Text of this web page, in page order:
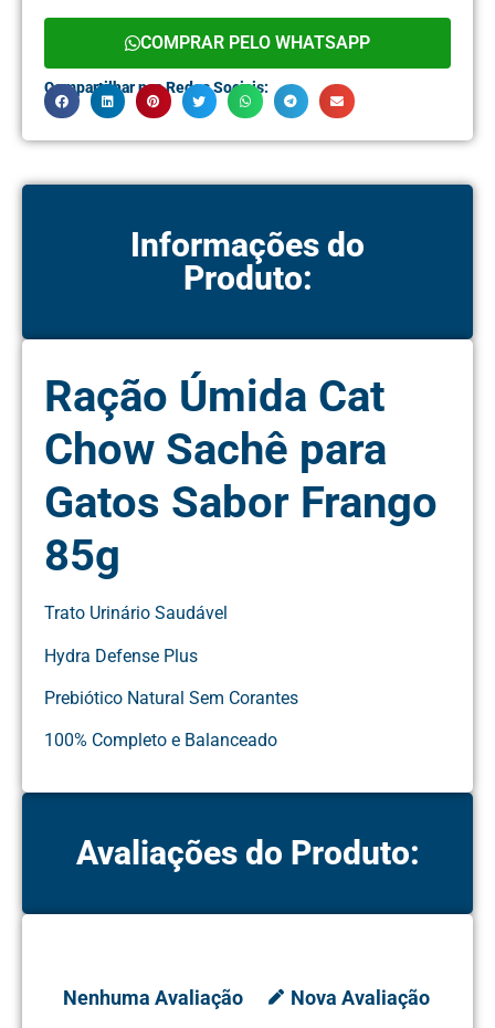
COMPRAR PELO WHATSAPP
Compartilhar nas Redes Sociais:
Informações do
Produto:
Avaliações do Produto:
Ração Úmida Cat
Chow Sachê para
Gatos Sabor Frango
85g
Trato Urinário Saudável
Hydra Defense Plus
Prebiótico Natural Sem Corantes
100% Completo e Balanceado
Nenhuma Avaliação Nova Avaliação